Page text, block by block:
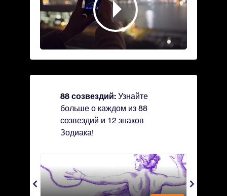
88 созвездий: Узнайте
больше о каждом из 88
созвездий и 12 знаков
Зодиака!
Andromeda - Андромеда